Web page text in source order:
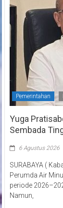
Pemerintahan
Yuga
Sembada
6 Agustus 2026
SURABAYA (
Perumda Air
periode
Namun,